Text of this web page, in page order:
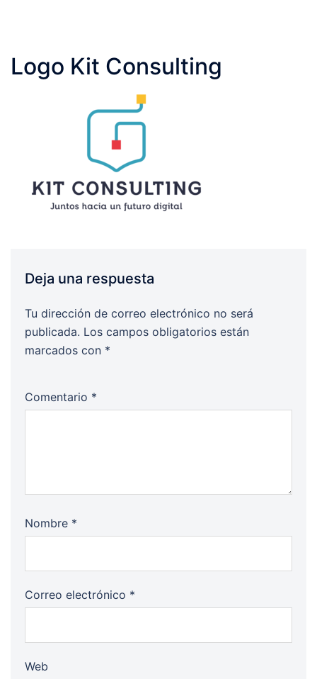
Logo Kit Consulting
Deja una respuesta
Tu dirección de correo electrónico no será
publicada. Los campos obligatorios están
marcados con *
Comentario *
Nombre *
Correo electrónico *
Web